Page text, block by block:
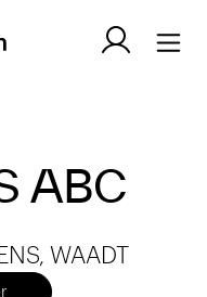
ABC
WAADT